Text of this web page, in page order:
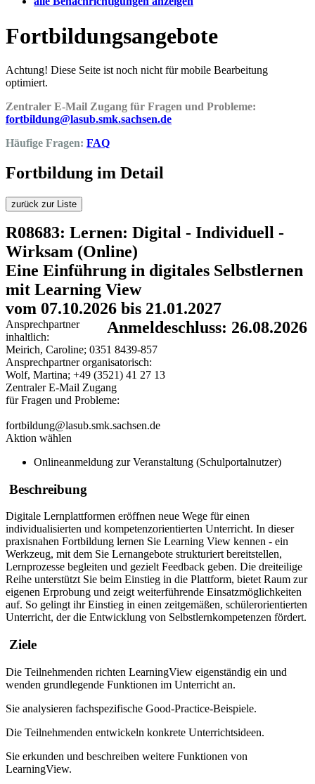
Fortbildungsangebote
Achtung! Diese Seite ist noch nicht für mobile Bearbeitung
optimiert.
Zentraler E-Mail Zugang für Fragen und Probleme:
fortbildung@lasub.smk.sachsen.de
Häufige Fragen: FAQ
Fortbildung im Detail
zurück zur Liste
R08683: Lernen: Digital - Individuell -
Wirksam (Online)
Eine Einführung in digitales Selbstlernen
mit Learning View
vom 07.10.2026 bis 21.01.2027
Anmeldeschluss: 26.08.2026
Ansprechpartner
inhaltlich:
Meirich, Caroline; 0351 8439-857
Ansprechpartner organisatorisch:
Wolf, Martina; +49 (3521) 41 27 13
Zentraler E-Mail Zugang
für Fragen und Probleme:
fortbildung@lasub.smk.sachsen.de
Aktion wählen
Onlineanmeldung zur Veranstaltung (Schulportalnutzer)
Beschreibung
Digitale Lernplattformen eröffnen neue Wege für einen
individualisierten und kompetenzorientierten Unterricht. In dieser
praxisnahen Fortbildung lernen Sie Learning View kennen - ein
Werkzeug, mit dem Sie Lernangebote strukturiert bereitstellen,
Lernprozesse begleiten und gezielt Feedback geben. Die dreiteilige
Reihe unterstützt Sie beim Einstieg in die Plattform, bietet Raum zur
eigenen Erprobung und zeigt weiterführende Einsatzmöglichkeiten
auf. So gelingt ihr Einstieg in einen zeitgemäßen, schülerorientierten
Unterricht, der die Entwicklung von Selbstlernkompetenzen fördert.
Ziele
Die Teilnehmenden richten LearningView eigenständig ein und
wenden grundlegende Funktionen im Unterricht an.
Sie analysieren fachspezifische Good-Practice-Beispiele.
Die Teilnehmenden entwickeln konkrete Unterrichtsideen.
Sie erkunden und beschreiben weitere Funktionen von
LearningView.